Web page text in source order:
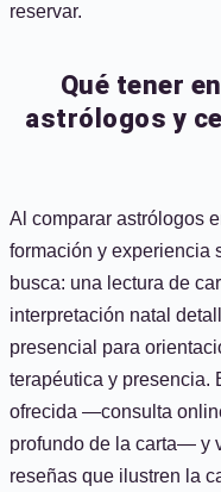
reservar.
Qué tener
astrólogos y
Al comparar astrólogos
formación y experiencia
busca: una lectura de
interpretación natal
presencial para
terapéutica y presencia.
ofrecida —consulta
profundo de la carta— y
reseñas que ilustren la